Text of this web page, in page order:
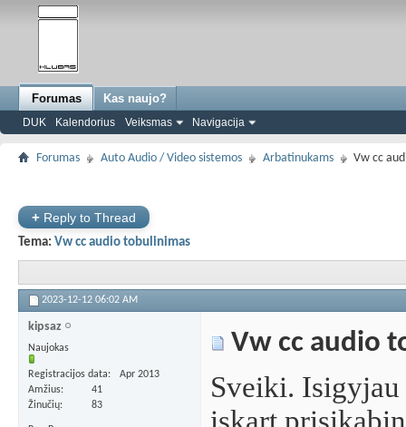
Forumas
DUK Kalendorius Veiksmas Navigacija
Kas naujo?
Forumas Auto Audio / Video sistemos Arbatinukams Vw cc
+ Reply to Thread
Tema: Vw cc audio tobulinimas
2023-12-12 06:02 AM
kipsaz
Naujokas
Registracijos data
Apr 2013
Amžius
41
Žinučių
83
Vw cc audio
Sveiki. Isigyjau